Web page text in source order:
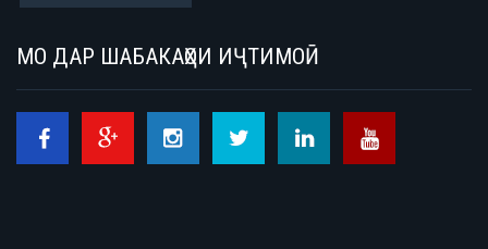
МО ДАР ШАБАКАҲОИ ИҶТИМОӢ